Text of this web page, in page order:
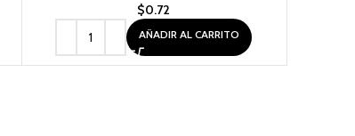
$0.72
AÑADIR AL CARRITO